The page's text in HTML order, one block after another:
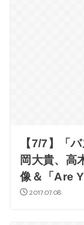
【7/7】「
岡大貴、高
像＆「Are
2017.07.08